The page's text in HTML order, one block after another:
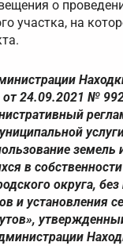
о
участка, на
от 24.09.2021 №
земель
в
округа,
и установления